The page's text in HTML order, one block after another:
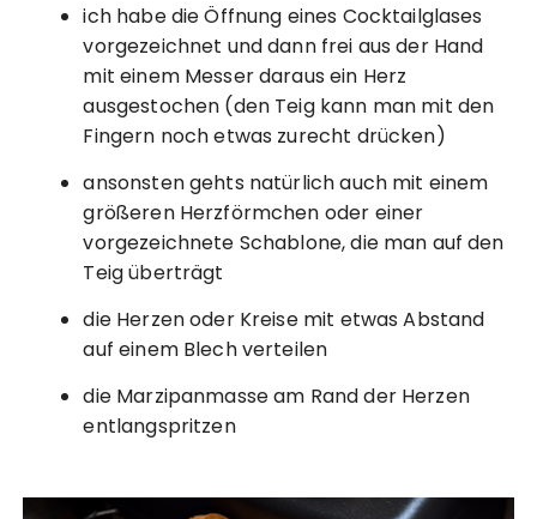
ich habe die Öffnung eines Cocktailglases
vorgezeichnet und dann frei aus der Hand
mit einem Messer daraus ein Herz
ausgestochen (den Teig kann man mit den
Fingern noch etwas zurecht drücken)
ansonsten gehts natürlich auch mit einem
größeren Herzförmchen oder einer
vorgezeichnete Schablone, die man auf den
Teig überträgt
die Herzen oder Kreise mit etwas Abstand
auf einem Blech verteilen
die Marzipanmasse am Rand der Herzen
entlangspritzen